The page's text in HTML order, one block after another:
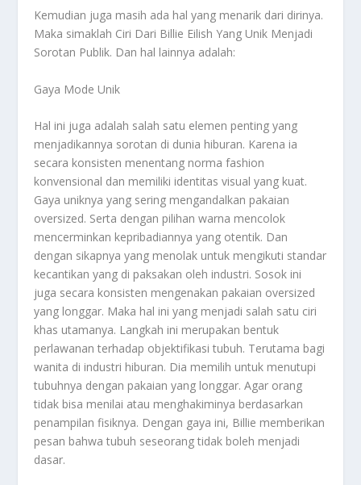
Kemudian juga masih ada hal yang menarik dari dirinya.
Maka simaklah Ciri Dari Billie Eilish Yang Unik Menjadi
Sorotan Publik. Dan hal lainnya adalah:
Gaya Mode Unik
Hal ini juga adalah salah satu elemen penting yang
menjadikannya sorotan di dunia hiburan. Karena ia
secara konsisten menentang norma fashion
konvensional dan memiliki identitas visual yang kuat.
Gaya uniknya yang sering mengandalkan pakaian
oversized. Serta dengan pilihan warna mencolok
mencerminkan kepribadiannya yang otentik. Dan
dengan sikapnya yang menolak untuk mengikuti standar
kecantikan yang di paksakan oleh industri. Sosok ini
juga secara konsisten mengenakan pakaian oversized
yang longgar. Maka hal ini yang menjadi salah satu ciri
khas utamanya. Langkah ini merupakan bentuk
perlawanan terhadap objektifikasi tubuh. Terutama bagi
wanita di industri hiburan. Dia memilih untuk menutupi
tubuhnya dengan pakaian yang longgar. Agar orang
tidak bisa menilai atau menghakiminya berdasarkan
penampilan fisiknya. Dengan gaya ini, Billie memberikan
pesan bahwa tubuh seseorang tidak boleh menjadi
dasar.